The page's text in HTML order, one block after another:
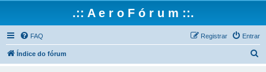
.:: A e r o F ó r u m ::.
FAQ Entrar
Registrar
Índice do fórum